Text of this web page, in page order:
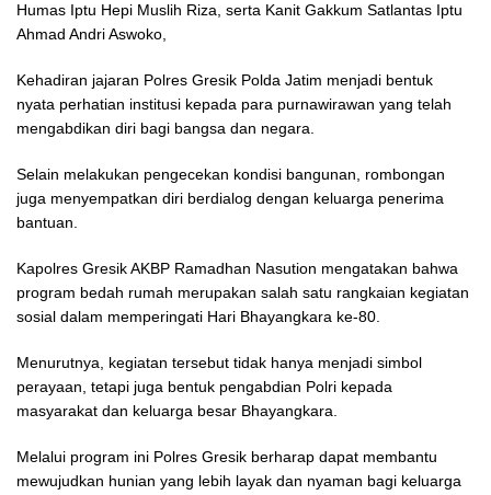
Humas Iptu Hepi Muslih Riza, serta Kanit Gakkum Satlantas Iptu
Ahmad Andri Aswoko,
Kehadiran jajaran Polres Gresik Polda Jatim menjadi bentuk
nyata perhatian institusi kepada para purnawirawan yang telah
mengabdikan diri bagi bangsa dan negara.
Selain melakukan pengecekan kondisi bangunan, rombongan
juga menyempatkan diri berdialog dengan keluarga penerima
bantuan.
Kapolres Gresik AKBP Ramadhan Nasution mengatakan bahwa
program bedah rumah merupakan salah satu rangkaian kegiatan
sosial dalam memperingati Hari Bhayangkara ke-80.
Menurutnya, kegiatan tersebut tidak hanya menjadi simbol
perayaan, tetapi juga bentuk pengabdian Polri kepada
masyarakat dan keluarga besar Bhayangkara.
Melalui program ini Polres Gresik berharap dapat membantu
mewujudkan hunian yang lebih layak dan nyaman bagi keluarga